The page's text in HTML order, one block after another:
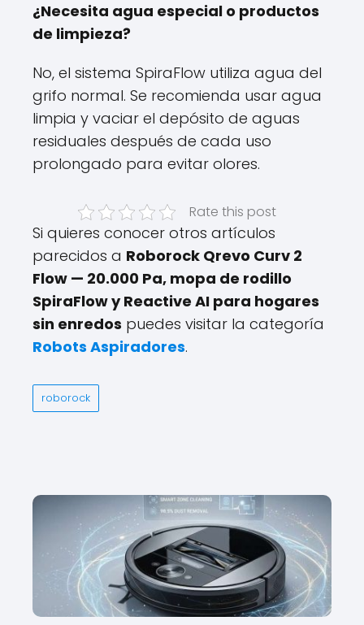
¿Necesita agua especial o productos
de limpieza?
No, el sistema SpiraFlow utiliza agua del
grifo normal. Se recomienda usar agua
limpia y vaciar el depósito de aguas
residuales después de cada uso
prolongado para evitar olores.
Rate this post
Si quieres conocer otros artículos
parecidos a Roborock Qrevo Curv 2
Flow — 20.000 Pa, mopa de rodillo
SpiraFlow y Reactive AI para hogares
sin enredos puedes visitar la categoría
Robots Aspiradores.
roborock